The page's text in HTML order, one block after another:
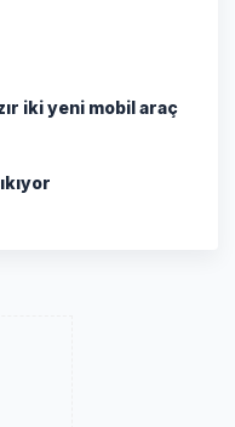
iki yeni mobil araç